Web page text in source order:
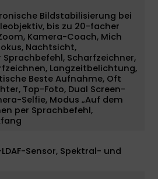
Bildstabilisierung bei
bis zu 20-facher
Kamera-Coach, Mich
Nachtsicht,
Scharfzeichner,
Langzeitbelichtung,
Beste Aufnahme, Oft
Top-Foto, Dual Screen-
Selfie, Modus „Auf dem
per Sprachbefehl,
Sensor, Spektral- und